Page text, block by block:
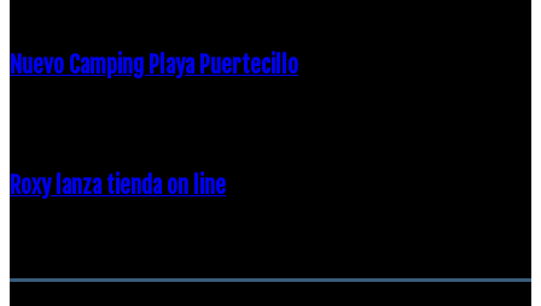
Nuevo Camping Playa Puertecillo
Roxy lanza tienda on line